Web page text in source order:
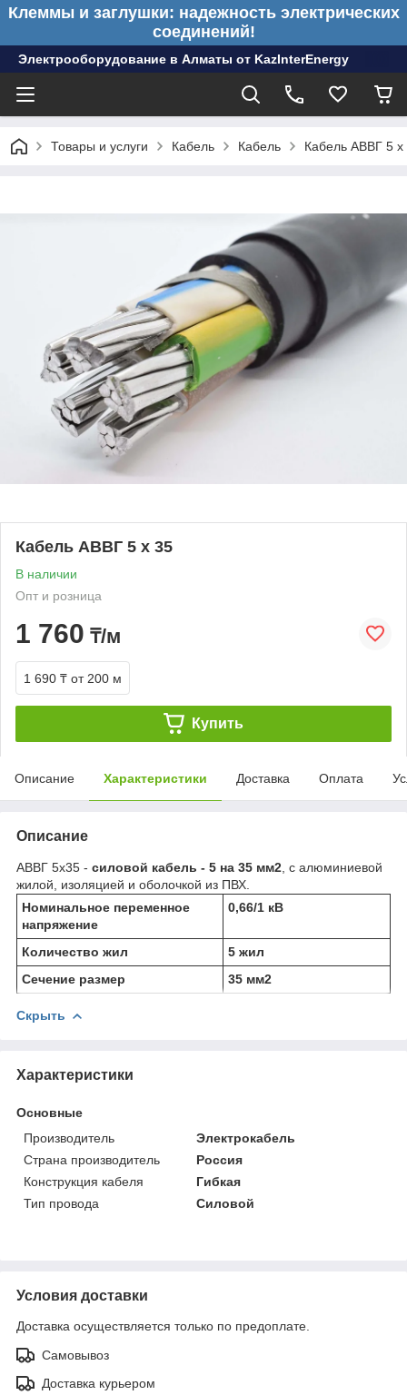
Клеммы и заглушки: надежность электрических
соединений!
Электрооборудование в Алматы от KazInterEnergy
Товары и услуги Кабель Кабель Кабель АВВГ 5 х
Кабель АВВГ 5 х 35
В наличии
Опт и розница
1 760 ₸/м
1 690 ₸ от 200 м
Купить
Описание Характеристики Доставка Оплата
Описание
АВВГ 5х35 - силовой кабель - 5 на 35 мм2 , с алюминиевой
жилой, изоляцией и оболочкой из ПВХ.
Номинальное переменное
напряжение
0,66/1 кВ
Количество жил
5 жил
Сечение размер
35 мм2
Скрыть
Характеристики
Основные
Производитель
Электрокабель
Страна производитель
Россия
Конструкция кабеля
Гибкая
Тип провода
Силовой
Условия доставки
Доставка осуществляется только по предоплате.
Самовывоз
Доставка курьером